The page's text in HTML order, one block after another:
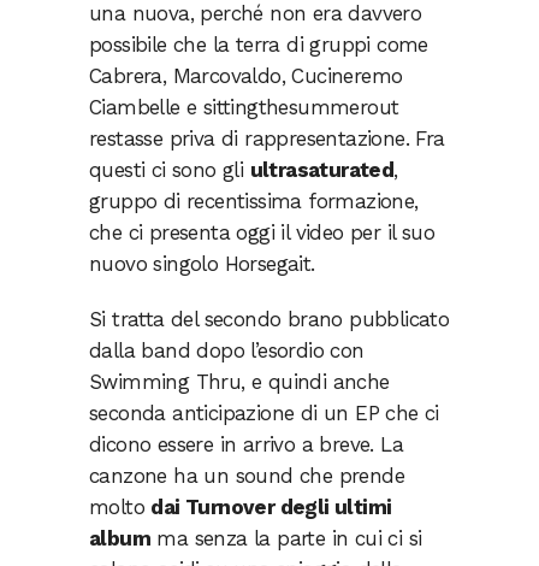
una nuova, perché non era davvero
possibile che la terra di gruppi come
Cabrera, Marcovaldo, Cucineremo
Ciambelle e sittingthesummerout
restasse priva di rappresentazione. Fra
questi ci sono gli ultrasaturated ,
gruppo di recentissima formazione,
che ci presenta oggi il video per il suo
nuovo singolo Horsegait.
Si tratta del secondo brano pubblicato
dalla band dopo l’esordio con
Swimming Thru, e quindi anche
seconda anticipazione di un EP che ci
dicono essere in arrivo a breve. La
canzone ha un sound che prende
molto dai Turnover degli ultimi
album ma senza la parte in cui ci si